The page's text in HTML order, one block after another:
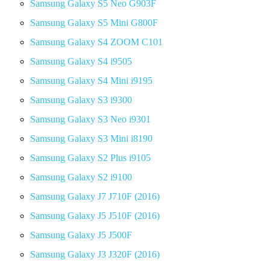
Samsung Galaxy S5 Neo G903F
Samsung Galaxy S5 Mini G800F
Samsung Galaxy S4 ZOOM C101
Samsung Galaxy S4 i9505
Samsung Galaxy S4 Mini i9195
Samsung Galaxy S3 i9300
Samsung Galaxy S3 Neo i9301
Samsung Galaxy S3 Mini i8190
Samsung Galaxy S2 Plus i9105
Samsung Galaxy S2 i9100
Samsung Galaxy J7 J710F (2016)
Samsung Galaxy J5 J510F (2016)
Samsung Galaxy J5 J500F
Samsung Galaxy J3 J320F (2016)